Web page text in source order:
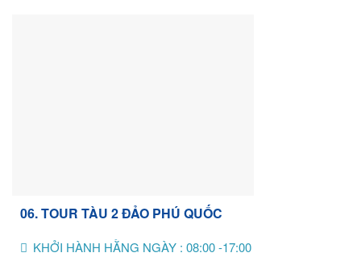
06. TOUR TÀU 2 ĐẢO PHÚ QUỐC
KHỞI HÀNH HẰNG NGÀY : 08:00 -17:00